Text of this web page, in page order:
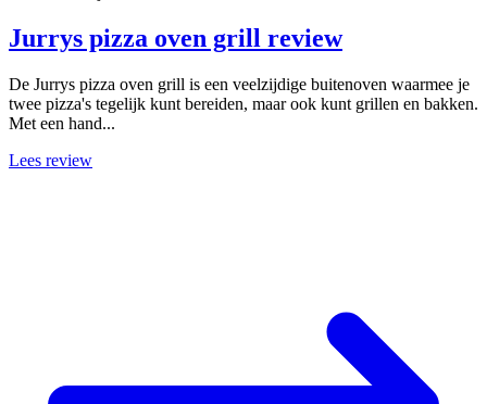
Jurrys pizza oven grill review
De Jurrys pizza oven grill is een veelzijdige buitenoven waarmee je
twee pizza's tegelijk kunt bereiden, maar ook kunt grillen en bakken.
Met een hand...
Lees review